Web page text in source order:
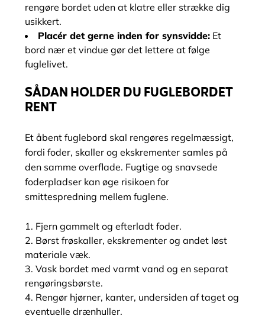
rengøre bordet uden at klatre eller strække dig
usikkert.
Placér det gerne inden for synsvidde: Et
bord nær et vindue gør det lettere at følge
fuglelivet.
SÅDAN HOLDER DU FUGLEBORDET
RENT
Et åbent fuglebord skal rengøres regelmæssigt,
fordi foder, skaller og ekskrementer samles på
den samme overflade. Fugtige og snavsede
foderpladser kan øge risikoen for
smittespredning mellem fuglene.
Fjern gammelt og efterladt foder.
Børst frøskaller, ekskrementer og andet løst
materiale væk.
Vask bordet med varmt vand og en separat
rengøringsbørste.
Rengør hjørner, kanter, undersiden af taget og
eventuelle drænhuller.